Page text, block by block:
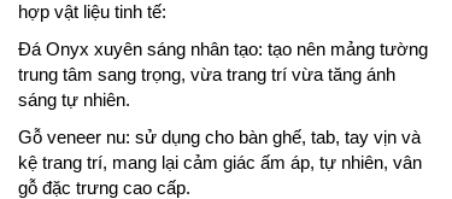
hợp vật liệu tinh tế:
Đá Onyx xuyên sáng nhân tạo: tạo nên mảng tường
trung tâm sang trọng, vừa trang trí vừa tăng ánh
sáng tự nhiên.
Gỗ veneer nu: sử dụng cho bàn ghế, tab, tay vịn và
kệ trang trí, mang lại cảm giác ấm áp, tự nhiên, vân
gỗ đặc trưng cao cấp.